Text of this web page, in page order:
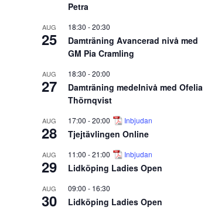
Petra
AUG
25
18:30 -20:30
Damträning Avancerad nivå med
GM Pia Cramling
AUG
27
18:30 -20:00
Damträning medelnivå med Ofelia
Thörnqvist
AUG
28
17:00 -20:00 Inbjudan
Tjejtävlingen Online
AUG
29
11:00 -21:00 Inbjudan
Lidköping Ladies Open
AUG
30
09:00 - 16:30
Lidköping Ladies Open